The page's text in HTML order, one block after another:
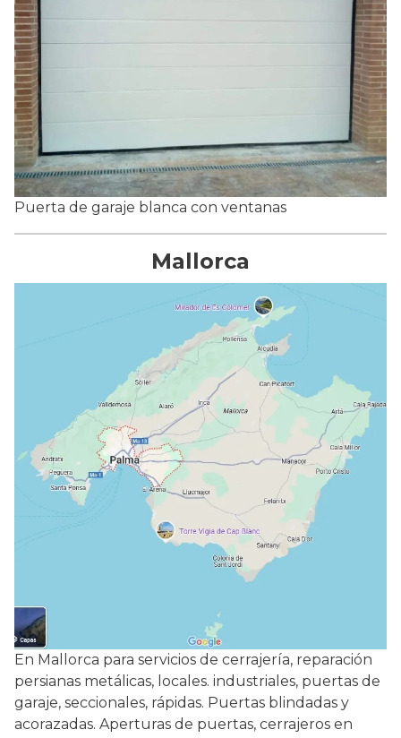
Puerta de garaje blanca con ventanas
Mallorca
En Mallorca para servicios de cerrajería, reparación
persianas metálicas, locales. industriales, puertas de
garaje, seccionales, rápidas. Puertas blindadas y
acorazadas. Aperturas de puertas, cerrajeros en